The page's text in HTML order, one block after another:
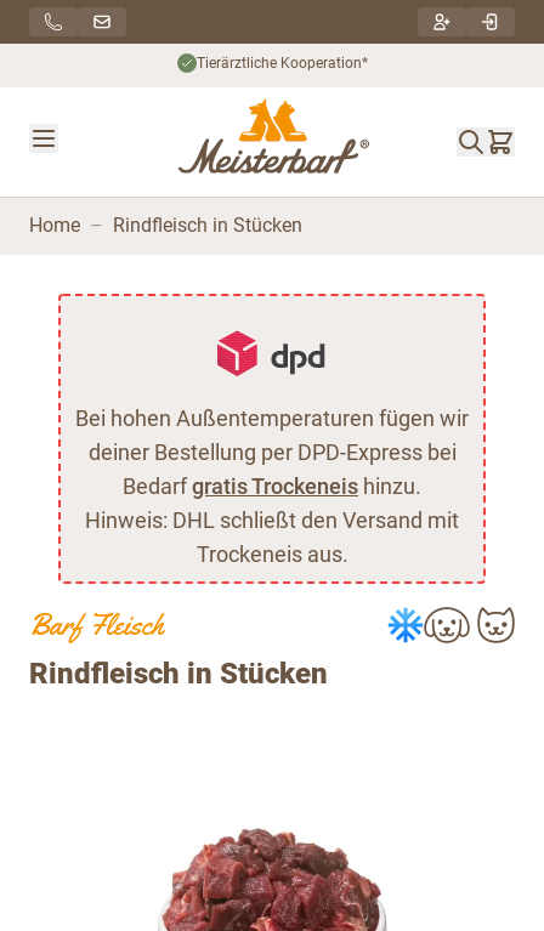
Direkt zum Inhalt
Tierärztliche Kooperation*
Home – Rindfleisch in Stücken
Bei hohen Außentemperaturen fügen wir
deiner Bestellung per DPD-Express bei
Bedarfgratis Trockeneis hinzu.
Hinweis: DHL schließt den Versand mit
Trockeneis aus.
Barf Fleisch
Rindfleisch in Stücken